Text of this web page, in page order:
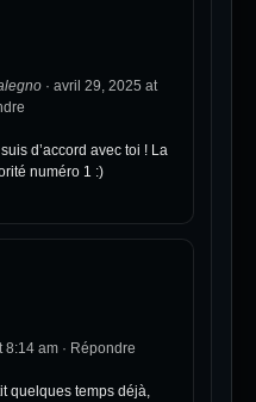
· avril 29, 2025 at
d’accord avec toi ! La
numéro 1 :)
8:14 am · Répondre
quelques temps déjà,